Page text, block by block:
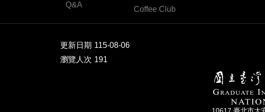
Q&A
Coffee Club
更新日期 115-08-06
瀏覽人次 191